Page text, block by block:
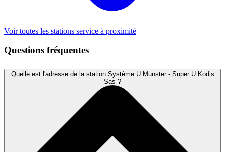
Voir toutes les stations service à proximité
Questions fréquentes
Quelle est l'adresse de la station Système U Munster - Super U Kodis
Sas ?